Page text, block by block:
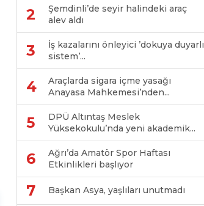
2
Şemdinli’de seyir halindeki araç
alev aldı
3
İş kazalarını önleyici ’dokuya duyarlı
sistem’...
4
Araçlarda sigara içme yasağı
Anayasa Mahkemesi’nden...
5
DPÜ Altıntaş Meslek
Yüksekokulu’nda yeni akademik...
6
Ağrı’da Amatör Spor Haftası
Etkinlikleri başlıyor
7 Başkan Asya, yaşlıları unutmadı